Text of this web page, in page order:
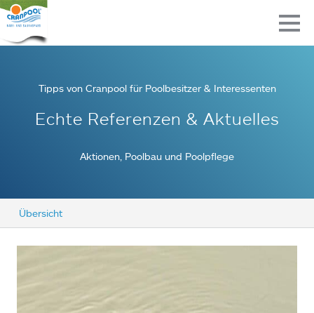
Tipps von Cranpool für Poolbesitzer & Interessenten
Echte Referenzen & Aktuelles
Aktionen, Poolbau und Poolpflege
Übersicht